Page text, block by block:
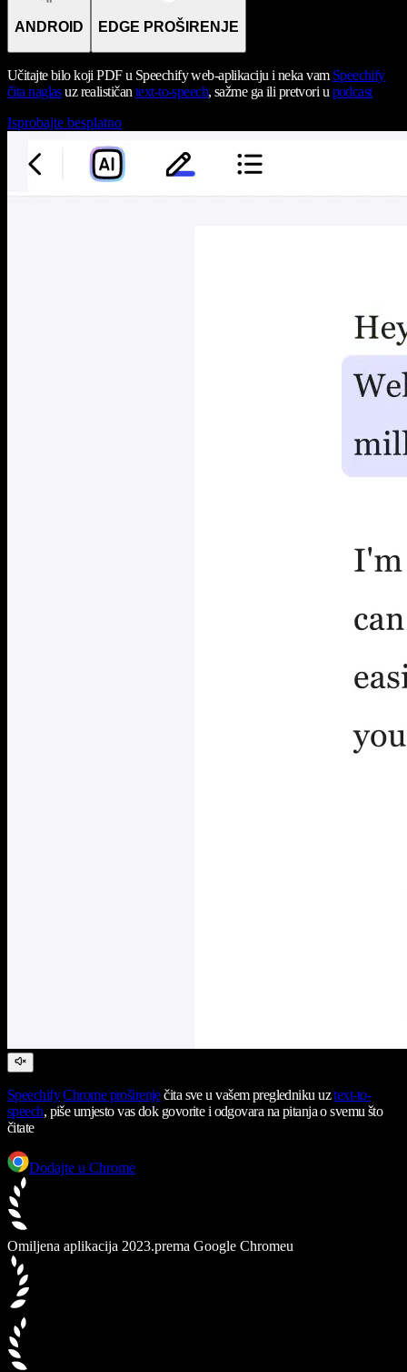
ANDROID EDGE PROŠIRENJE
Učitajte bilo koji PDF u Speechify web-aplikaciju i neka vam Speechify
čita naglasuz realističan text-to-speech, sažme ga ili pretvori u podcast
Isprobajte besplatno
Speechify Chrome proširenječita sve u vašem pregledniku uztext-to-
speech, piše umjesto vas dok govorite i odgovara na pitanja o svemu što
čitate
Dodajte u Chrome
Omiljena aplikacija 2023.prema Google Chromeu